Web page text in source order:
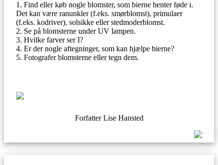
Find eller køb nogle blomster, som bierne henter føde i.
Det kan være ranunkler (f.eks. smørblomst), primulaer
(f.eks. kodriver), solsikke eller stedmoderblomst.
Se på blomsterne under UV lampen.
Hvilke farver ser I?
Er der nogle aftegninger, som kan hjælpe bierne?
Fotografer blomsterne eller tegn dem.
Forfatter Lise Hansted